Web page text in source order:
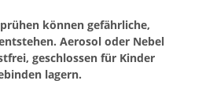
können gefährliche,
Aerosol oder Nebel
geschlossen für Kinder
lagern.